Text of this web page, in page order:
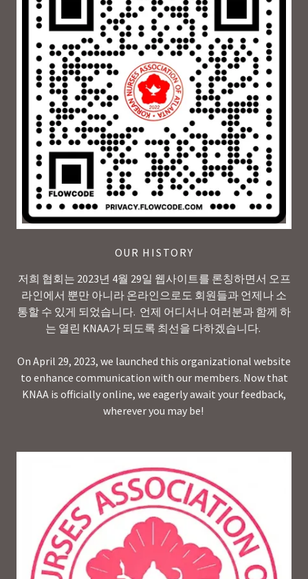
OUR HISTORY
저희 협회는 2023년 4월 29일 웹사이트를 론칭하면서 오프
라인에서 뿐만 아니라 온라인으로도 회원들과 언제나 소
통할 수 있게 되었습니다. 언제 어디서나 여러분과 함께 하
는 열린 KNAA가 되도록 최선을 다하겠습니다.
On April 29, 2023, we launched this organizational website
to enhance communication with our members. Now that
KNAA is officially online, we eagerly await your feedback,
wherever you may be!